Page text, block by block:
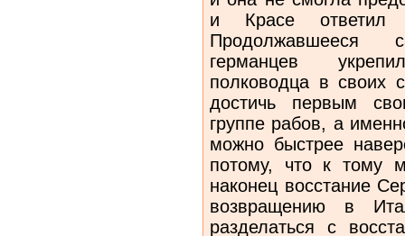
и Красе ответил
Продолжавшееся
германцев
полководца в своих
достичь первым
группе рабов, а
можно быстрее
потому, что к тому
наконец восстание
возвращению в
разделаться с